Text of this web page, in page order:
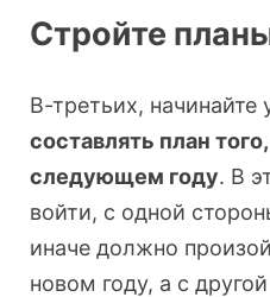
Стройте
В-третьих, начинайте
составлять план
следующем году. В
войти, с одной
иначе должно
новом году, а с